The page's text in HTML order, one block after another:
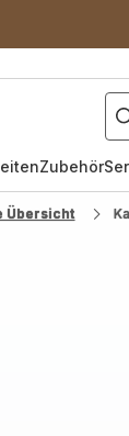
Zubehör
Übersicht